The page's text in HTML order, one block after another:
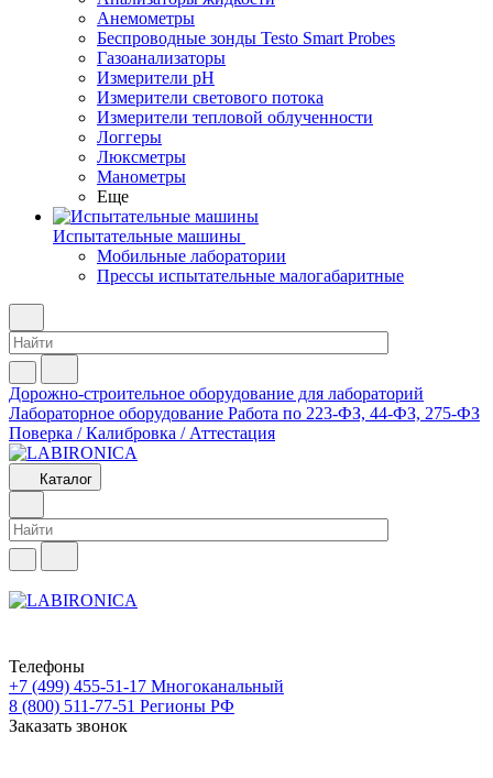
Анемометры
Беспроводные зонды Testo Smart Probes
Газоанализаторы
Измерители pH
Измерители светового потока
Измерители тепловой облученности
Логгеры
Люксметры
Манометры
Еще
Испытательные машины
Мобильные лаборатории
Прессы испытательные малогабаритные
Дорожно-строительное оборудование для лабораторий
Лабораторное оборудование Работа по 223-ФЗ, 44-ФЗ, 275-ФЗ
Поверка / Калибровка / Аттестация
Каталог
Телефоны
+7 (499) 455-51-17 Многоканальный
8 (800) 511-77-51 Регионы РФ
Заказать звонок